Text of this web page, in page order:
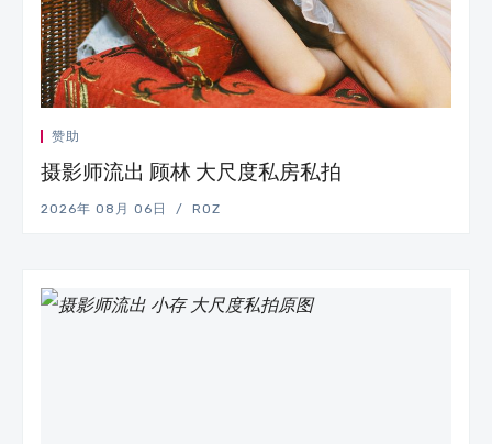
赞助
摄影师流出 顾林 大尺度私房私拍
2026年 08月 06日 ROZ